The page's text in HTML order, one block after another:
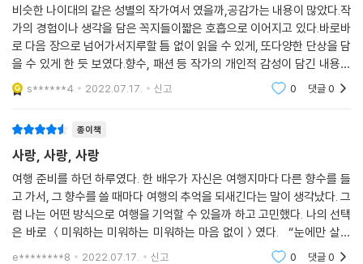
유지혜 작가는 책의 말미에 사실 자신은 사랑보다 미움이 많은 아이였다고
고백한다. 못생긴 마음을 들키는 일이 수치스러워 딴사람이 되어보기로 마
음먹고 ‘감사하기’ 연습에 돌입했다. 그의 나이 고작 열다섯, 불평을 줄이
고, 감사하는 순간을 늘이니 어느새 그 마음이 주변을 통해 번져나갔고, 그
알게 되었다. 그렇게 청년이 된 작가는 줄곧 사랑에 대해 썼다. 쓸 줄 아는
게 오직 그것뿐인 것처럼. 하지만 그에게도 고비는 있었다. 이따금 슬픔, 우
울, 혼란, 체념의 감정이 찾아올 때면 재빨리 그 모든 감정을 ‘사랑’이라고
이름 붙여버렸다. 그러니 괴로운 마음이 어느새 사라져버렸다고 한다. 사
랑이 이긴 셈이다.
“
비슷한 나이대의 같은 성별의 작가여서 였을까,공감가는 내용이 많았다.작
가의 경험이나 생각을 담은 꼭지들이짧은 호흡으로 이어지고 있다.바로바
로 다음 장으로 넘어가서지루할 틈 없이 읽을 수 있게, 또다양한 단상을 담
을 수 있게 한 듯 보였다.향수, 패션 등 작가의 개인적 감성이 담긴 내용은
공감하기는 힘들었지만 '그런 세계도 있구나'하는 신기한 마음으로 기쁘게
읽었고,우리는
s******4 2022.07.17. 신고 0 댓글0
종이책
사랑, 사랑, 사랑
여행 준비를 하던 하루였다. 한 배우가 자신은 여행지마다 다른 향수를 들
고 가서, 그 향수를 쓸 때마다 여행의 추억을 되새긴다는 말이 생각났다. 그
럼 나는 어떤 방식으로 여행을 기억할 수 있을까 하고 고민했다. 나의 선택
은 바로 ＜미워하는 미워하는 미워하는 마음 없이＞였다. “눈에만 살며
시 담아본다. 방해하지 않고, 소리 내지 않고, 그것은 주목을 바라지 않는
e********8 2022.07.17. 신고 0 댓글0